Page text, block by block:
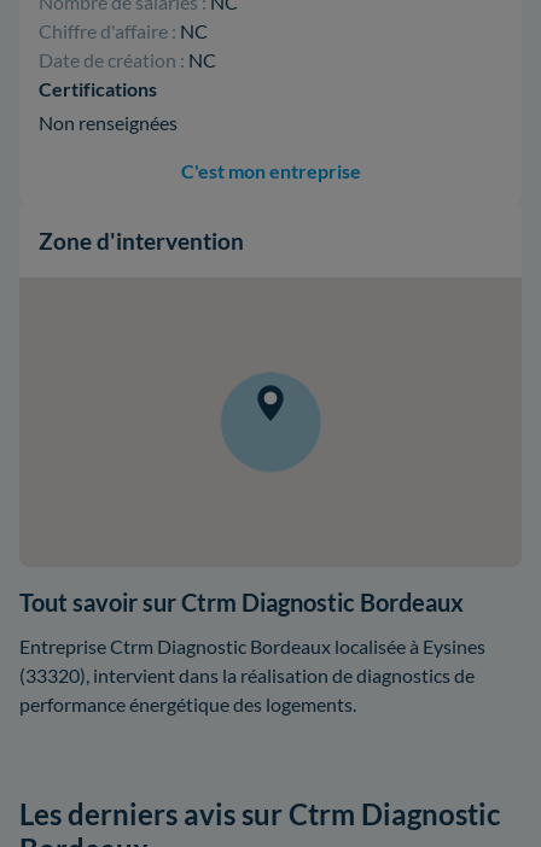
Chiffre d'affaire : NC
Date de création : NC
Certifications
Non renseignées
C'est mon entreprise
Zone d'intervention
Tout savoir sur Ctrm Diagnostic Bordeaux
Entreprise Ctrm Diagnostic Bordeaux localisée à Eysines
(33320), intervient dans la réalisation de diagnostics de
performance énergétique des logements.
Les derniers avis sur Ctrm Diagnostic